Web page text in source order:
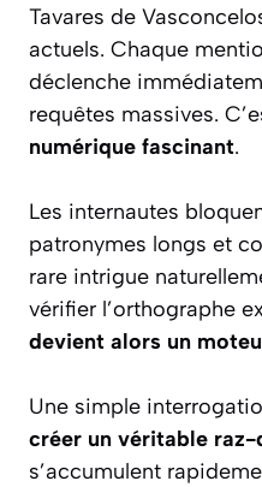
Tavares de
actuels. Chaque
déclenche
requêtes massives.
numérique fascinant.
Les internautes
patronymes longs et
rare intrigue
vérifier l’orthographe
devient alors un
Une simple
créer un véritable
s’accumulent